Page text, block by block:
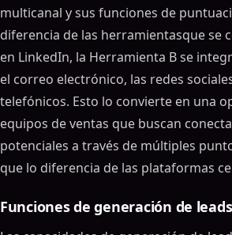
multicanal y sus funciones de
diferencia de las herramientasque se
en LinkedIn, la Herramienta B se
el correo electrónico, las redes
telefónicos. Esto lo convierte en una
equipos de ventas que buscan
potenciales a través de múltiples
que lo diferencia de las plataformas
Funciones de generación de leads